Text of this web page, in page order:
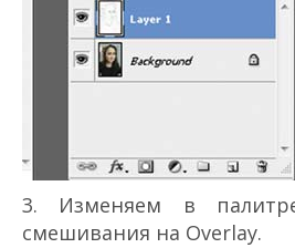
3. Изменяем в
смешивания на Overlay.